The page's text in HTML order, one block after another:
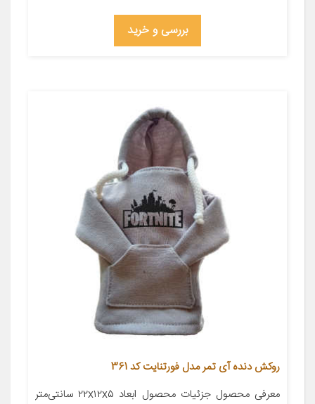
بررسی و خرید
روکش دنده آی تمر مدل فورتنایت کد 361
معرفی محصول جزئیات محصول ابعاد ۲۲x۱۲x۵ سانتی‌متر